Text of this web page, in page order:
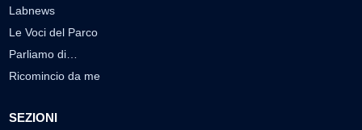
Labnews
Le Voci del Parco
Parliamo di…
Ricomincio da me
SEZIONI